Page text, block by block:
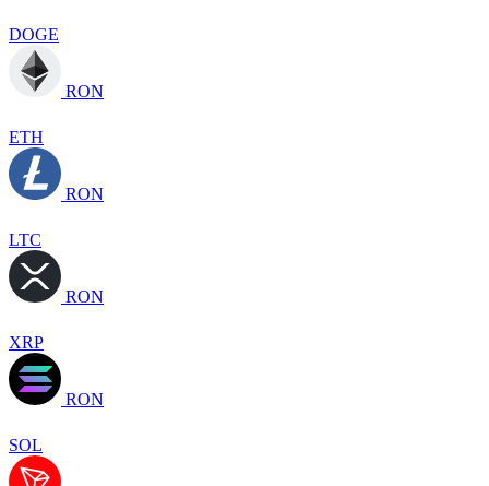
DOGE
RON
ETH
RON
LTC
RON
XRP
RON
SOL